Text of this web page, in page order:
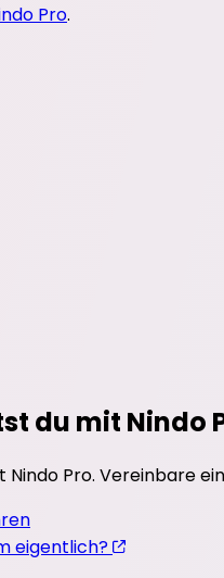
Pro.
du mit Nindo
Pro. Vereinbare
eigentlich?